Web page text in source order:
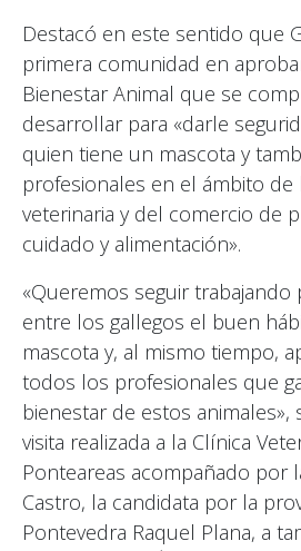
Destacó en este sentido que
primera comunidad en
Bienestar Animal que se
desarrollar para «darle
quien tiene un mascota y
profesionales en el ámbito de
veterinaria y del comercio de
cuidado y alimentación».
«Queremos seguir trabajando
entre los gallegos el buen
mascota y, al mismo tiempo,
todos los profesionales que
bienestar de estos
visita realizada a la Clínica
Ponteareas acompañado por
Castro, la candidata por la
Pontevedra Raquel Plana, a